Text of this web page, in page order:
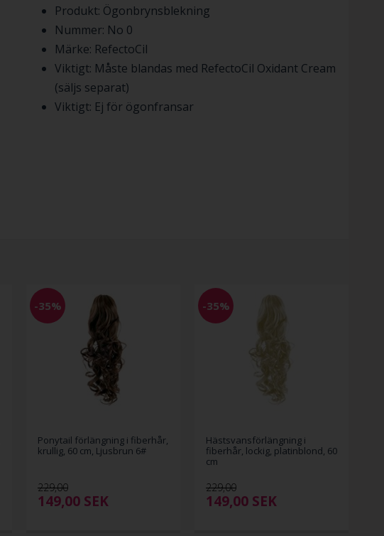
Produkt: Ögonbrynsblekning
Nummer: No 0
Märke: RefectoCil
Viktigt: Måste blandas med RefectoCil Oxidant Cream
(säljs separat)
Viktigt: Ej för ögonfransar
-35%
Ponytail förlängning i fiberhår,
krullig, 60 cm, Ljusbrun 6#
229,00
149,00 SEK
-35%
Hästsvansförlängning i
fiberhår, lockig, platinblond, 60
cm
229,00
149,00 SEK